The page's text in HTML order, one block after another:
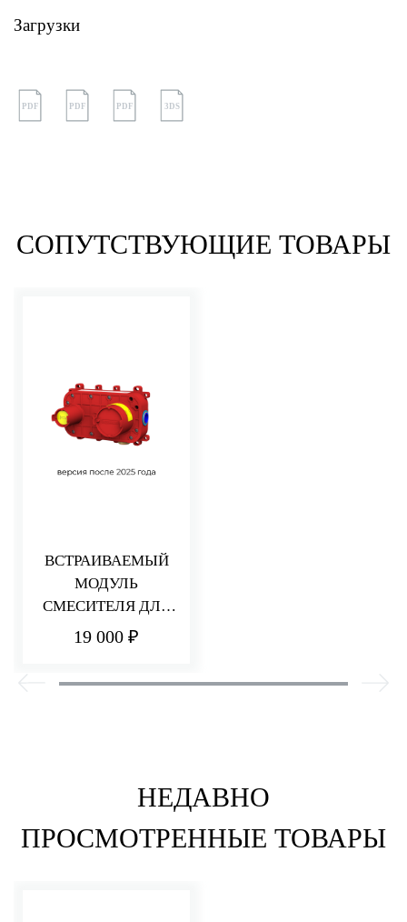
Загрузки
PDF PDF PDF 3DS
СОПУТСТВУЮЩИЕ ТОВАРЫ
ВСТРАИВАЕМЫЙ
МОДУЛЬ
СМЕСИТЕЛЯ ДЛЯ
РАКОВИНЫ/ДУША
19 000 ₽
НЕДАВНО
ПРОСМОТРЕННЫЕ ТОВАРЫ